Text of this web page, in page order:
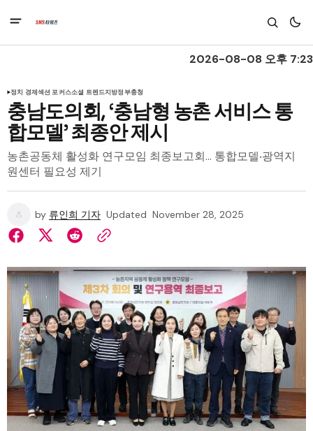
2026-08-08 오후 7:23
정치 경제섹션 포커스소셜 트렌드지방정부충청
충남도의회, ‘충남형 농촌 서비스 통
합모델’ 최종안 제시
농촌공동체 활성화 연구모임 최종보고회… 통합모델‧광역지
원센터 필요성 제기
by 류인희 기자 Updated November 28, 2025